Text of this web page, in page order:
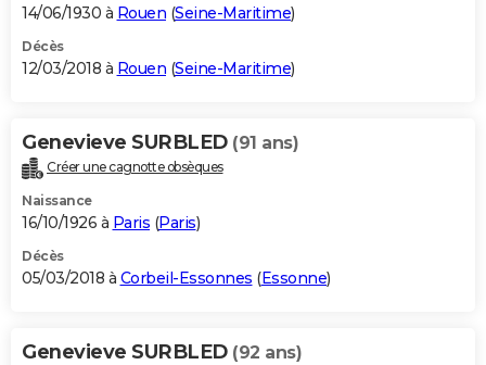
14/06/1930 à Rouen (Seine-Maritime)
Décès
12/03/2018 à Rouen (Seine-Maritime)
Genevieve SURBLED (91 ans)
Créer une cagnotte obsèques
Naissance
16/10/1926 à Paris (Paris)
Décès
05/03/2018 à Corbeil-Essonnes (Essonne)
Genevieve SURBLED (92 ans)